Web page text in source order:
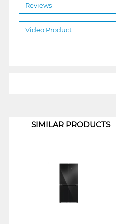
Reviews
Video Product
SIMILAR PRODUCTS